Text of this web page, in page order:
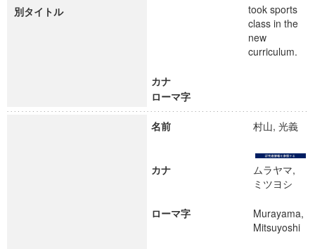
別タイトル
took sports
class in the
new
curriculum.
カナ
ローマ字
名前 村山, 光義
カナ
ムラヤマ,
ミツヨシ
ローマ字
Murayama,
Mitsuyoshi